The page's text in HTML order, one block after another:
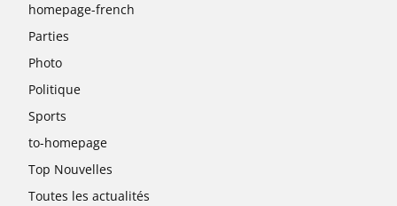
homepage-french
Parties
Photo
Politique
Sports
to-homepage
Top Nouvelles
Toutes les actualités